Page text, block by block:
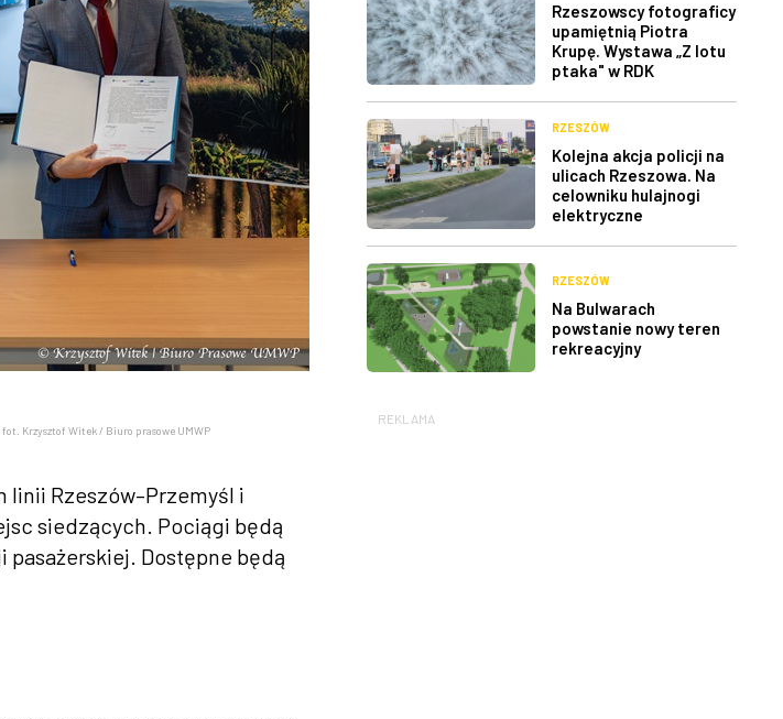
Krzysztof Witek / Biuro prasowe UMWP
linii Rzeszów–Przemyśl i
siedzących. Pociągi będą
pasażerskiej. Dostępne będą
Rzeszowscy fotograficy
upamiętnią Piotra
Krupę. Wystawa „Z lotu
ptaka" w RDK
RZESZÓW
Kolejna akcja policji na
ulicach Rzeszowa. Na
celowniku hulajnogi
elektryczne
RZESZÓW
Na Bulwarach
powstanie nowy teren
rekreacyjny
REKLAMA